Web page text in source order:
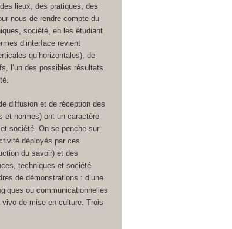
lieux, des pratiques, des
nous de rendre compte du
société, en les étudiant
d’interface revient
qu’horizontales), de
l’un des possibles résultats
diffusion et de réception des
et normes) ont un caractère
société. On se penche sur
déployés par ces
du savoir) et des
techniques et société
de démonstrations : d’une
ou communicationnelles
de mise en culture. Trois